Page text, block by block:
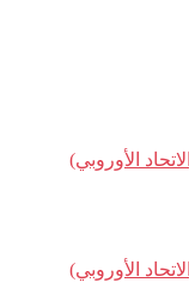
الأوروبي)
الأوروبي)